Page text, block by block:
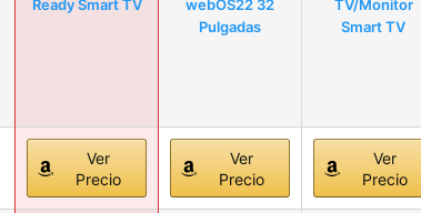
Ready Smart TV
webOS22 32
Pulgadas
TV/Monitor
Smart TV
Ver
Precio
Ver
Precio
Ver
Precio